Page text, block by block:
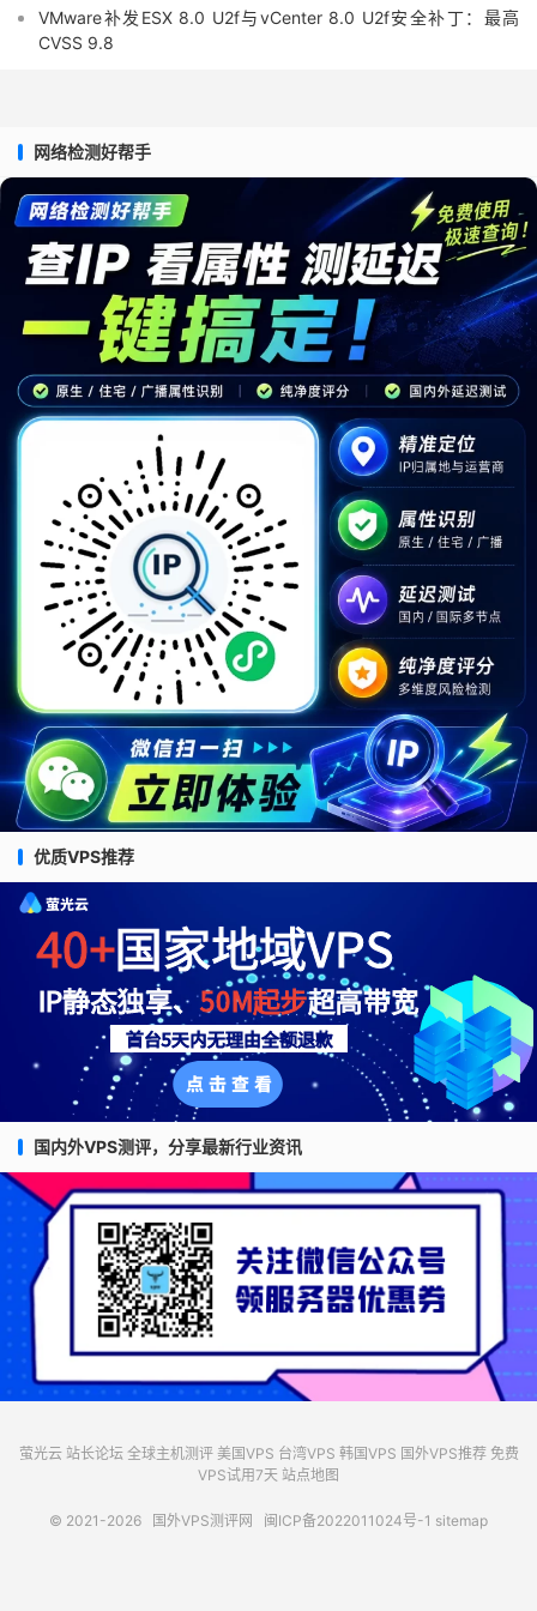
VMware补发ESX 8.0 U2f与vCenter 8.0 U2f安全补丁：最高
CVSS 9.8
网络检测好帮手
优质VPS推荐
国内外VPS测评，分享最新行业资讯
萤光云 站长论坛 全球主机测评 美国VPS 台湾VPS 韩国VPS 国外VPS推荐 免费
VPS试用7天 站点地图
© 2021-2026 国外VPS测评网 闽ICP备2022011024号-1 sitemap